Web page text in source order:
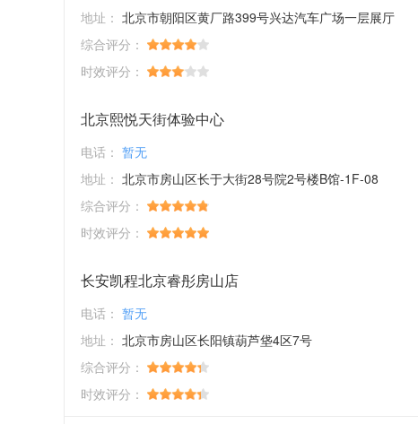
地址： 北京市朝阳区黄厂路399号兴达汽车广场一层展厅
综合评分：
时效评分：
北京熙悦天街体验中心
电话： 暂无
地址： 北京市房山区长于大街28号院2号楼B馆-1F-08
综合评分：
时效评分：
长安凯程北京睿彤房山店
电话： 暂无
地址： 北京市房山区长阳镇葫芦垡4区7号
综合评分：
时效评分：